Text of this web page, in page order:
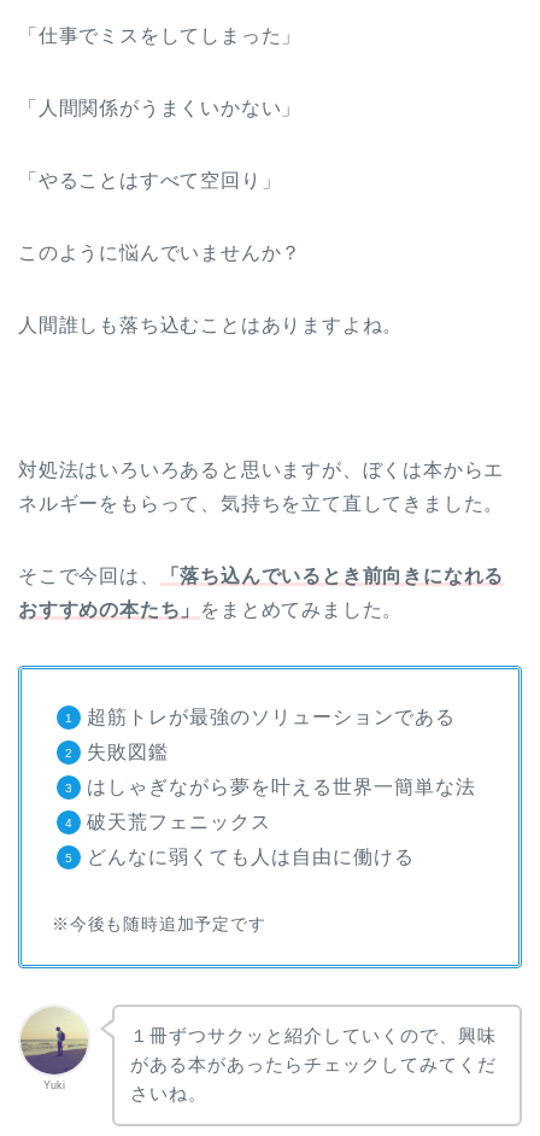
「仕事でミスをしてしまった」
「人間関係がうまくいかない」
「やることはすべて空回り」
このように悩んでいませんか？
人間誰しも落ち込むことはありますよね。
対処法はいろいろあると思いますが、ぼくは本からエ
ネルギーをもらって、気持ちを立て直してきました。
そこで今回は、
「落ち込んでいるとき前向きになれる
おすすめの本たち」
をまとめてみました。
超筋トレが最強のソリューションである
失敗図鑑
はしゃぎながら夢を叶える世界一簡単な法
破天荒フェニックス
どんなに弱くても人は自由に働ける
※今後も随時追加予定です
Yuki
１冊ずつサクッと紹介していくので、興味
がある本があったらチェックしてみてくだ
さいね。